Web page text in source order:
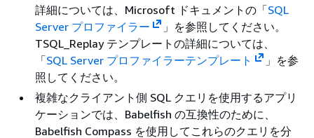
詳細については、Microsoft ドキュメントの「SQL
Server プロファイラー
」を参照してください。
TSQL_Replay テンプレートの詳細については、
「SQL Server プロファイラーテンプレート
」を参
照してください。
複雑なクライアント側 SQL クエリを使用するアプリ
ケーションでは、Babelfish の互換性のために、
Babelfish Compass を使用してこれらのクエリを分